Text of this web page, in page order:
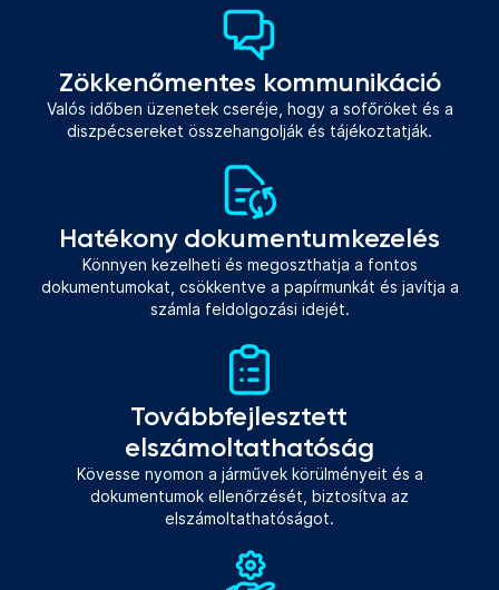
Zökkenőmentes kommunikáció
Valós időben üzenetek cseréje, hogy a sofőröket és a
diszpécsereket összehangolják és tájékoztatják.
Hatékony dokumentumkezelés
Könnyen kezelheti és megoszthatja a fontos
dokumentumokat, csökkentve a papírmunkát és javítja a
számla feldolgozási idejét.
Továbbfejlesztett
elszámoltathatóság
Kövesse nyomon a járművek körülményeit és a
dokumentumok ellenőrzését, biztosítva az
elszámoltathatóságot.